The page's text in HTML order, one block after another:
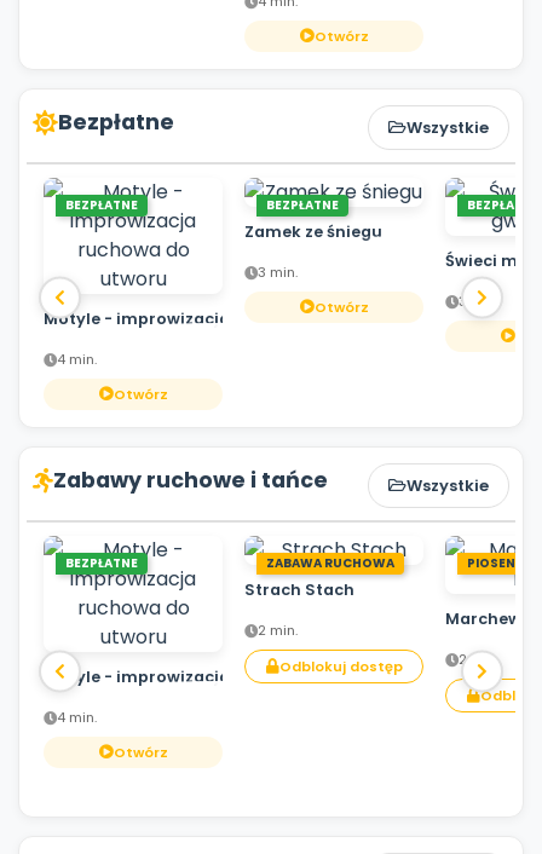
Otwórz
Bezpłatne Wszystkie
BEZPŁATNE
Motyle - improwizacja ruchowa do utworu
4 min.
Otwórz
BEZPŁATNE
Zamek ze śniegu
3 min.
Otwórz
BEZPŁATNE
Świeci
3 min.
Zabawy ruchowe i tańce Wszystkie
BEZPŁATNE
Motyle - improwizacja ruchowa do utworu
4 min.
Otwórz
ZABAWA RUCHOWA
Strach Stach
2 min.
Odblokuj dostęp
PIOSENKA
2 min.